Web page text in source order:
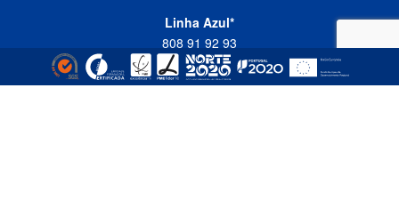
Linha Azul*
808 91 92 93
(*custo de uma chamada local nacional)